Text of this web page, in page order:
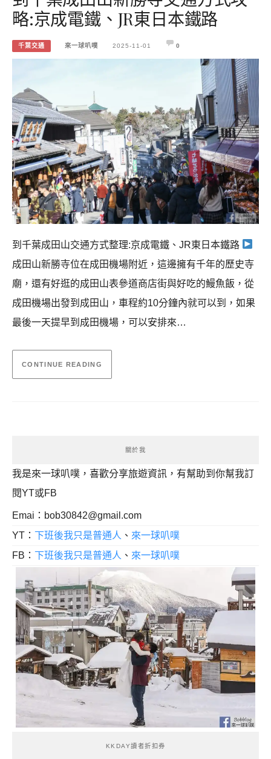
略:京成電鐵、JR東日本鐵路
千葉交通 來一球叭噗 2025-11-01 0
到千葉成田山交通方式整理:京成電鐵、JR東日本鐵路
成田山新勝寺位在成田機場附近，這邊擁有千年的歷史寺
廟，還有好逛的成田山表參道商店街與好吃的鰻魚飯，從
成田機場出發到成田山，車程約10分鐘內就可以到，如果
最後一天提早到成田機場，可以安排來…
CONTINUE READING
關於我
我是來一球叭噗，喜歡分享旅遊資訊，有幫助到你幫我訂
閱YT或FB
Emai： bob30842@gmail.com
YT： 下班後我只是普通人 、 來一球叭噗
FB： 下班後我只是普通人 、 來一球叭噗
KKDAY讀者折扣券